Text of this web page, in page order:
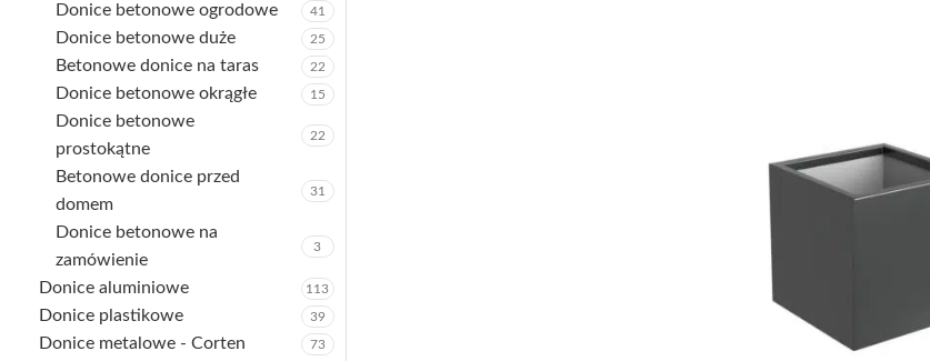
Donice betonowe ogrodowe 41
Donice betonowe duże 25
Betonowe donice na taras 22
Donice betonowe okrągłe 15
Donice betonowe
prostokątne
22
Betonowe donice przed
domem
31
Donice betonowe na
zamówienie
3
Donice aluminiowe 113
Donice plastikowe 39
Donice metalowe - Corten 73